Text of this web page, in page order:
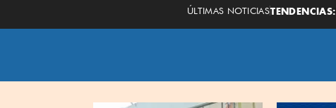
ÚLTIMAS NOTICIASTENDENCIAS: